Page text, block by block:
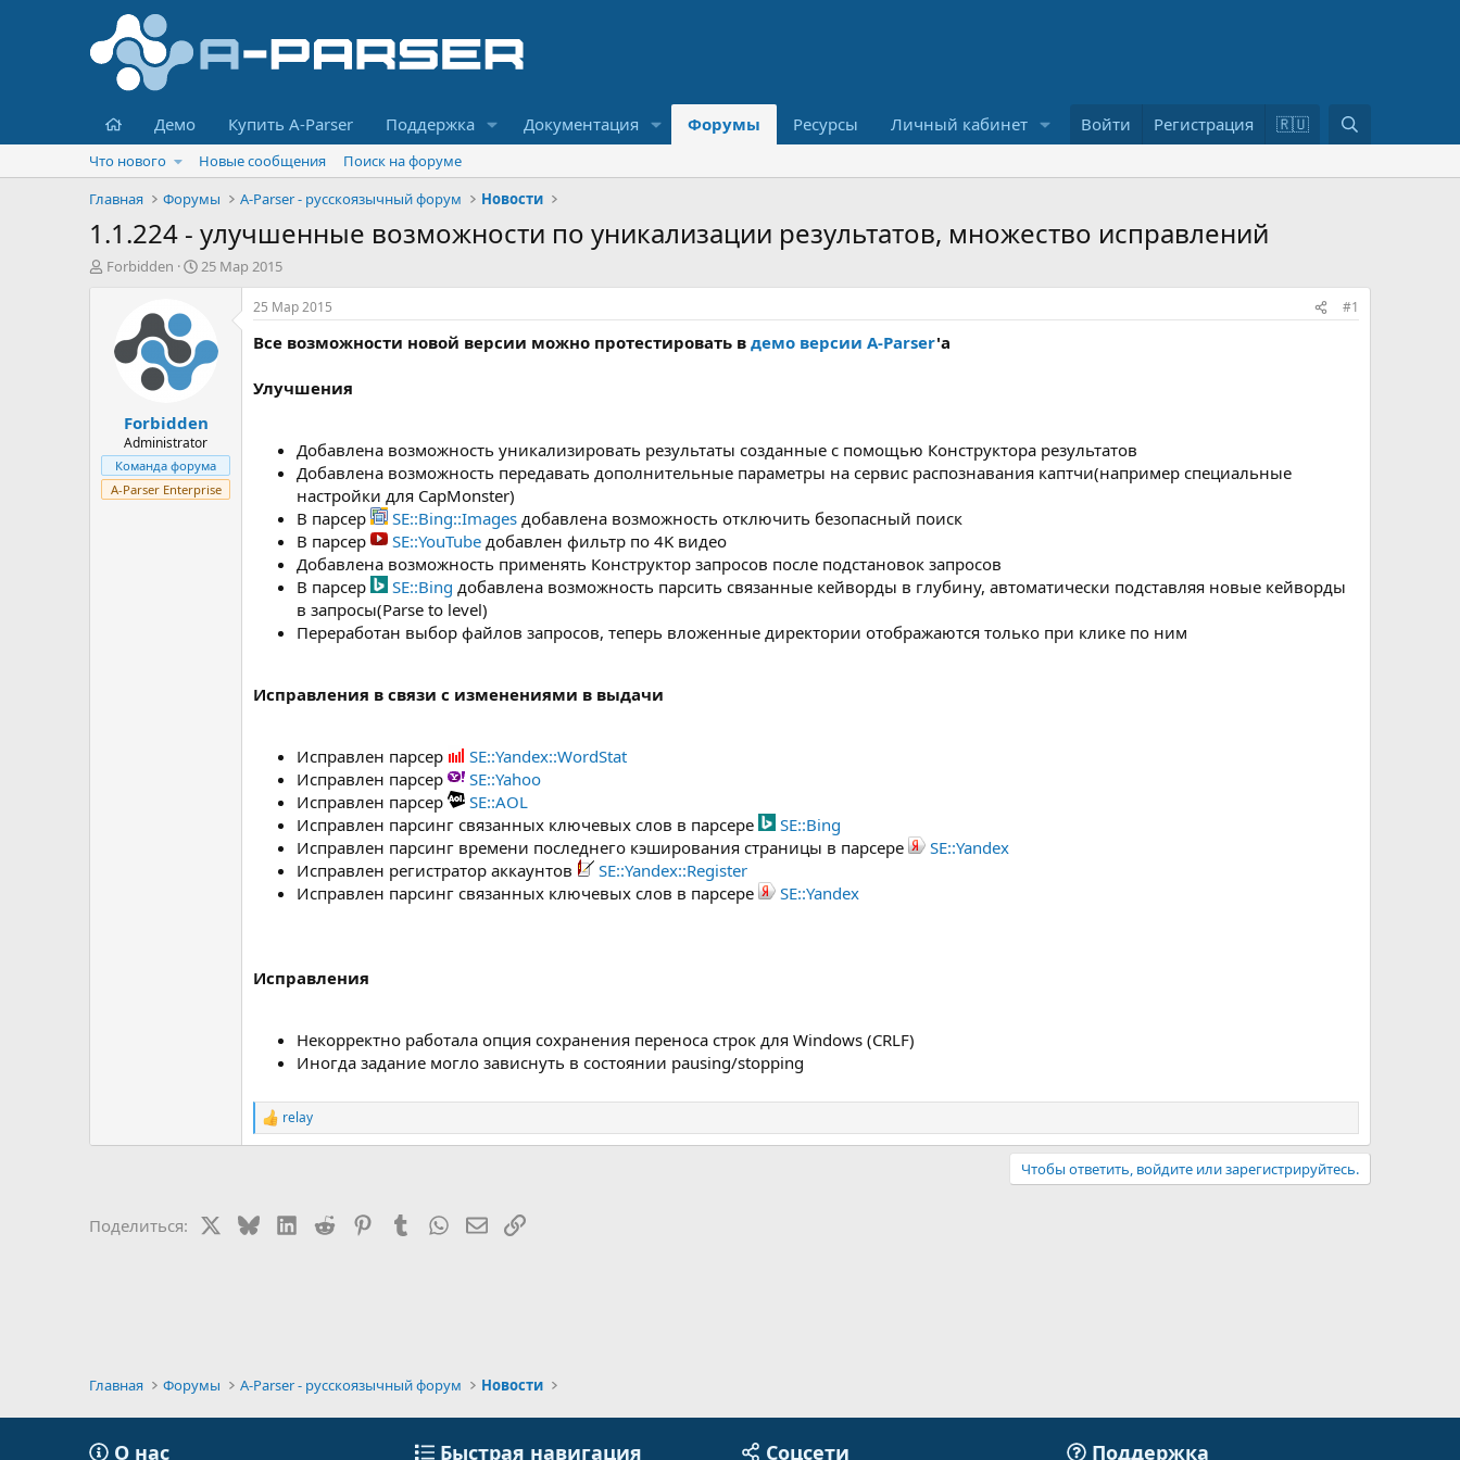
Главная
Демо Купить A-Parser Поддержка Документация Форумы Ресурсы Личный кабинет Войти Регистрация 🇷🇺
о
Что нового Новые сообщения
Поиск на форуме
Главная
Форумы A-Parser - русскоязычный форум Новости
1.1.224 - улучшенные возможности по уникализации результатов, множество исправлений
А
Forbidden
Д
н
а
л
а
25 Мар 2015
Forbidden
Administrator
Команда форума
A-Parser Enterprise
25 Мар 2015 #1
Все возможности новой версии можно протестировать в демо версии A-Parser'а
Улучшения
Добавлена возможность уникализировать результаты созданные с помощью Конструктора результатов
Добавлена возможность передавать дополнительные параметры на сервис распознавания каптчи(например специальные
настройки для CapMonster)
В парсер
SE::Bing::Images добавлена возможность отключить безопасный поиск
В парсер
SE::YouTube добавлен фильтр по 4K видео
Добавлена возможность применять Конструктор запросов после подстановок запросов
В парсер
SE::Bing добавлена возможность парсить связанные кейворды в глубину, автоматически подставляя новые кейворды
в запросы(Parse to level)
Переработан выбор файлов запросов, теперь вложенные директории отображаются только при клике по ним
Исправления в связи с изменениями в выдачи
Исправлен парсер
SE::Yandex::WordStat
Исправлен парсер
SE::Yahoo
Исправлен парсер
SE::AOL
Исправлен парсинг связанных ключевых слов в парсере
SE::Bing
Исправлен парсинг времени последнего кэширования страницы в парсере
SE::Yandex
Исправлен регистратор аккаунтов
SE::Yandex::Register
Исправлен парсинг связанных ключевых слов в парсере
SE::Yandex
Исправления
Некорректно работала опция сохранения переноса строк для Windows (CRLF)
Иногда задание могло зависнуть в состоянии pausing/stopping
Р
е
relay
Чтобы ответить, войдите или зарегистрируйтесь.
Поделиться: BlueskyLinkedIn
Reddit PinterestTumblrWhatsAppЭлектронная почта
Ссылка
Главная Форумы A-Parser - русскоязычный форум Новости
О нас Быстрая навигация Соцсети Поддержка